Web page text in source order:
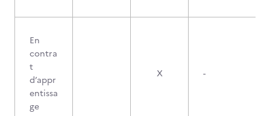
En
contra
t
d’appr
entissa
ge
X -